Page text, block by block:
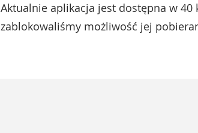
Aktualnie aplikacja jest dostępna w 40
zablokowaliśmy możliwość jej